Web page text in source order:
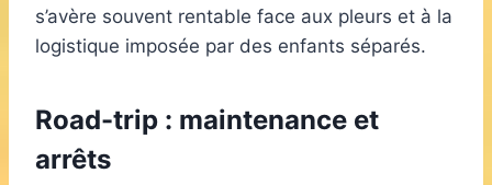
s’avère souvent rentable face aux pleurs et à la
logistique imposée par des enfants séparés.
Road-trip : maintenance et
arrêts